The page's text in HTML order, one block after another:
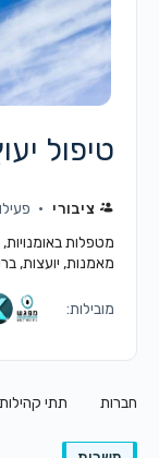
טיפול
ציבורי
מטפלות
מאמנות, יועצות,
מובילות:
חברות תתי קהילות